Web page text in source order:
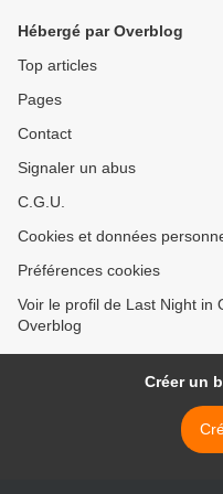
Hébergé par Overblog
Top articles
Pages
Contact
Signaler un abus
C.G.U.
Cookies et données
Préférences cookies
Voir le profil de Last Night in
Overblog
Créer un